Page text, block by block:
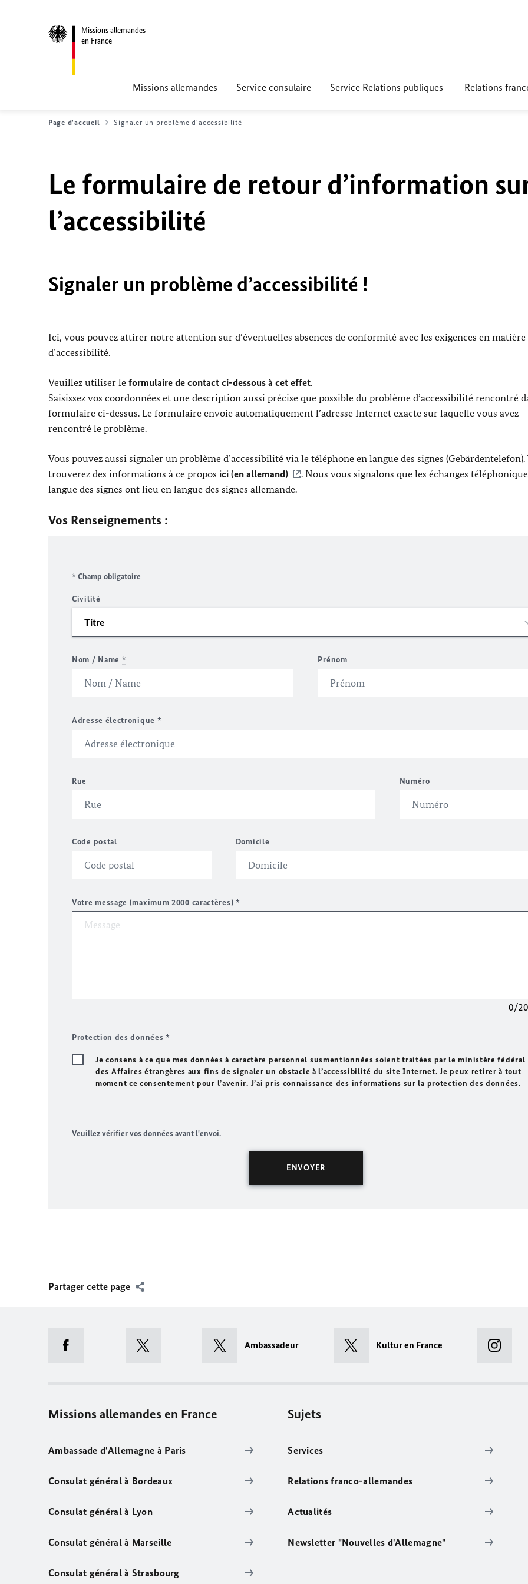
Missions allemandes
en France
Missions allemandes Service consulaire Service Relations publiques Relations
Page d'accueil Signaler un problème d'accessibilité
Le formulaire de retour d’information
l’accessibilité
Signaler un problème d’accessibilité !
Ici, vous pouvez attirer notre attention sur d’éventuelles absences de conformité avec les exigences en matière
d’accessibilité.
Veuillez utiliser le formulaire de contact ci-dessous à cet effet.
Saisissez vos coordonnées et une description aussi précise que possible du problème d’accessibilité rencontré
formulaire ci-dessus. Le formulaire envoie automatiquement l’adresse Internet exacte sur laquelle vous avez
rencontré le problème.
Vous pouvez aussi signaler un problème d’accessibilité via le téléphone en langue des signes (Gebärdentelefon).
trouverez des informations à ce propos ici (en allemand)
. Nous vous signalons que les échanges
langue des signes ont lieu en langue des signes allemande.
Vos Renseignements :
* Champ obligatoire
Civilité
Nom / Name * Prénom
Adresse électronique *
Rue Numéro
Code postal Domicile
Votre message (maximum 2000 caractères) *
0/
Protection des données*
Je consens à ce que mes données à caractère personnel susmentionnées soient traitées par le ministère fédéral
des Affaires étrangères aux fins de signaler un obstacle à l’accessibilité du site Internet. Je peux retirer à tout
moment ce consentement pour l’avenir. J’ai pris connaissance des informations sur la protection des données.
Veuillez vérifier vos données avant l'envoi.
Partager cette page
Ambassadeur Kultur en France
Missions allemandes en France
Ambassade d'Allemagne à Paris
Consulat général à Bordeaux
Consulat général à Lyon
Consulat général à Marseille
Consulat général à Strasbourg
Sujets
Services
Relations franco-allemandes
Actualités
Newsletter "Nouvelles d'Allemagne"